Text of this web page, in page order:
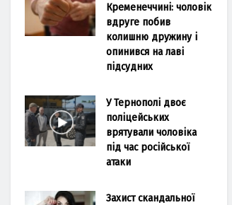
Кременеччині: чоловік
вдруге побив
колишню дружину і
опинився на лаві
підсудних
У Тернополі двоє
поліцейських
врятували чоловіка
під час російської
атаки
Захист скандальної